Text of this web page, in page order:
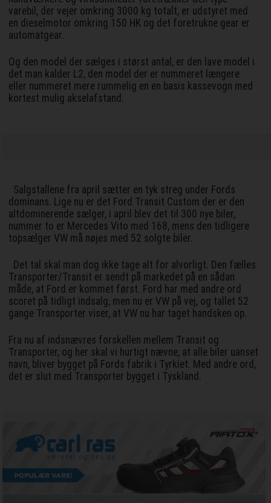
varebil, der vejer omkring 3000 kg totalt, er udstyret med
en dieselmotor omkring 150 HK og det foretrukne gear er
automatgear.
Og den model der sælges i størst antal, er den lave model i
det man kalder L2, den model der er nummeret længere
eller nummeret mere rummelig en en basis kassevogn med
kortest mulig akselafstand.
Salgstallene fra april sætter en tyk streg under Fords
dominans. Lige nu er det Ford Transit Custom der er den
altdominerende sælger, i april blev det til 300 nye biler,
nummer to er Mercedes Vito med 168, mens den tidligere
topsælger VW må nøjes med 52 solgte biler.
Det tal skal man dog ikke tage alt for alvorligt. Den fælles
Transporter/Transit er sendt på markedet på en sådan
måde, at Ford er kommet først. Ford har med andre ord
scoret på tidligt indsalg, men nu er VW på vej, og tallet 52
gange Transporter viser, at VW nu har taget handsken op.
Fra nu af indsnævres forskellen mellem Transit og
Transporter, og her skal vi hurtigt nævne, at alle biler uanset
navn, bliver bygget på Fords fabrik i Tyrkiet. Med andre ord,
det er slut med Transporter bygget i Tyskland.